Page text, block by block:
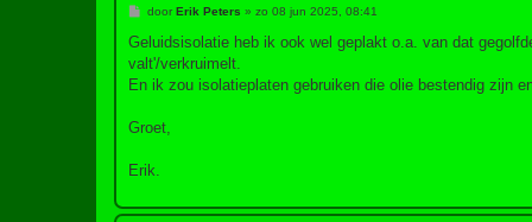
B
r
c
h
doorErik Peters » zo 08 jun 2025, 08:41
Geluidsisolatie heb ik ook wel geplakt o.a. van dat
valt'/verkruimelt.
En ik zou isolatieplaten gebruiken die olie bestendig zijn
Groet,
Erik.